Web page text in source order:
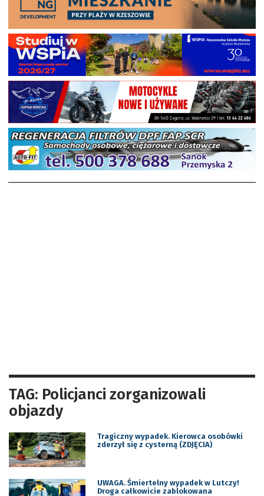
TAG: Policjanci zorganizowali
objazdy
Tragiczny wypadek. Kierowca osobówki
zderzył się z cysterną (ZDJĘCIA)
UWAGA. Śmiertelny wypadek w Lutczy!
Droga całkowicie zablokowana